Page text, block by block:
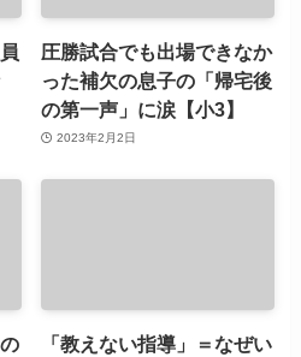
圧勝試合でも出場できなか
った補欠の息子の「帰宅後
の第一声」に涙【小3】
2023年2月2日
「教えない指導」＝なぜい